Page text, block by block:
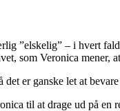
”elskelig” – i hvert
som Veronica
er ganske let at
til at drage ud på en